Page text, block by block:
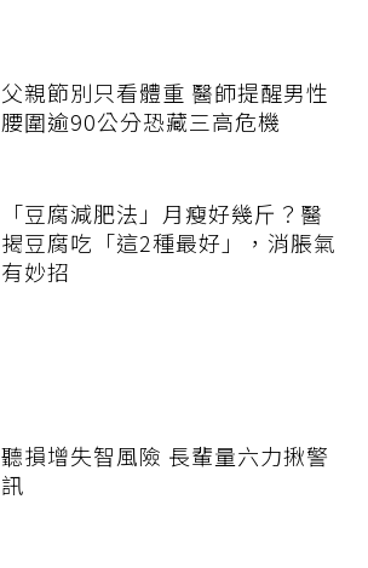
父親節別只看體重 醫師提醒男性
腰圍逾90公分恐藏三高危機
「豆腐減肥法」月瘦好幾斤？醫
揭豆腐吃「這2種最好」，消脹氣
有妙招
聽損增失智風險 長輩量六力揪警
訊